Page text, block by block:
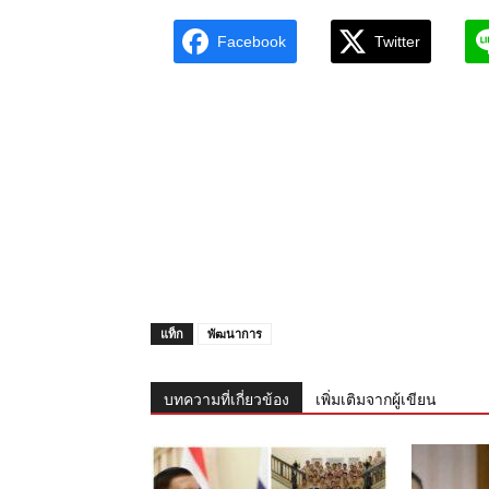
Facebook Twitter
แท็ก พัฒนาการ
บทความที่เกี่ยวข้อง เพิ่มเติมจากผู้เขียน